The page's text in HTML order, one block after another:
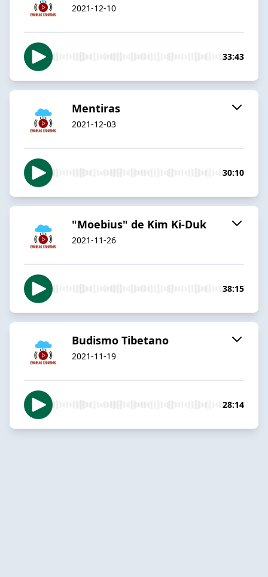
2021-12-10
33:43
Mentiras
2021-12-03
30:10
"Moebius" de Kim Ki-Duk
2021-11-26
38:15
Budismo Tibetano
2021-11-19
28:14